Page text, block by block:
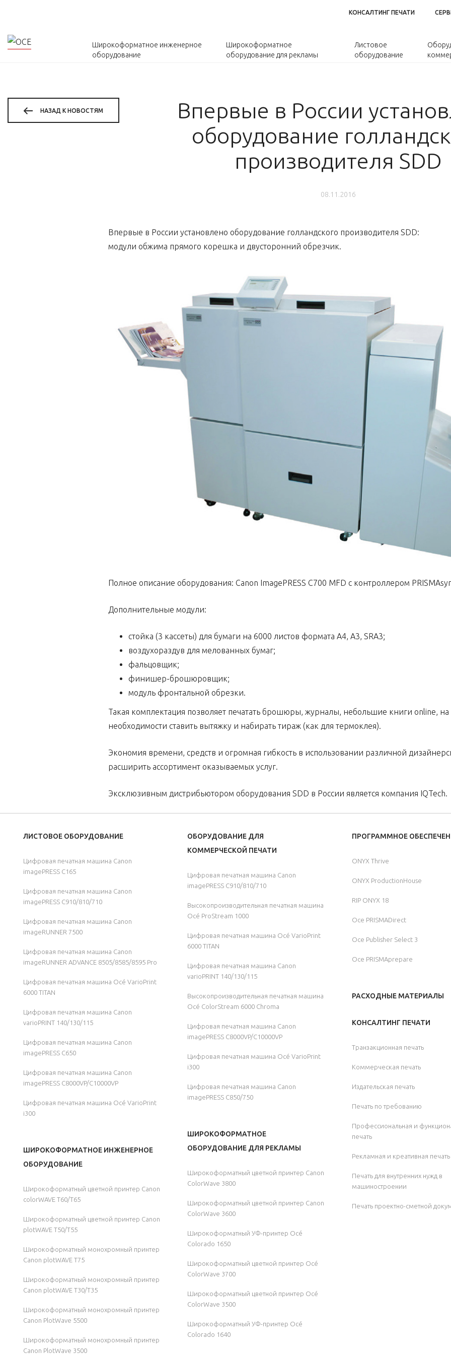
Широкоформатное инженерное
оборудование
Широкоформатное
оборудование для рекламы
Листовое
оборудование
КОНСАЛТИНГ ПЕЧАТИ
НАЗАД К НОВОСТЯМ
Впервые в России
оборудование
производителя SDD
08.11.2016
Впервые в России установлено оборудование голландского производителя SDD:
модули обжима прямого корешка и двусторонний обрезчик.
Полное описание оборудования: Canon ImagePRESS C700 MFD с контроллером
Дополнительные модули:
стойка (3 кассеты) для бумаги на 6000 листов формата A4, A3, SRA3;
воздухораздув для мелованных бумаг;
фальцовщик;
финишер-брошюровщик;
модуль фронтальной обрезки.
Такая комплектация позволяет печатать брошюры, журналы, небольшие книги online,
необходимости ставить вытяжку и набирать тираж (как для термоклея).
Экономия времени, средств и огромная гибкость в использовании различной
расширить ассортимент оказываемых услуг.
Эксклюзивным дистрибьютором оборудования SDD в России является компания IQTech.
ЛИСТОВОЕ ОБОРУДОВАНИЕ
Цифровая печатная машина Canon
imagePRESS C165
Цифровая печатная машина Canon
imagePRESS C910/810/710
Цифровая печатная машина Canon
imageRUNNER 7500
Цифровая печатная машина Canon
imageRUNNER ADVANCE 8505/8585/8595 Pro
Цифровая печатная машина Océ VarioPrint
6000 TITAN
Цифровая печатная машина Canon
varioPRINT 140/130/115
Цифровая печатная машина Canon
imagePRESS C650
Цифровая печатная машина Canon
imagePRESS C8000VP/C10000VP
Цифровая печатная машина Océ VarioPrint
i300
ШИРОКОФОРМАТНОЕ ИНЖЕНЕРНОЕ
ОБОРУДОВАНИЕ
Широкоформатный цветной принтер Canon
colorWAVE T60/T65
Широкоформатный цветной принтер Canon
plotWAVE T50/T55
Широкоформатный монохромный принтер
Canon plotWAVE T75
Широкоформатный монохромный принтер
Canon plotWAVE T30/T35
Широкоформатный монохромный принтер
Canon PlotWave 5500
Широкоформатный монохромный принтер
Canon PlotWave 3500
ОБОРУДОВАНИЕ ДЛЯ
КОММЕРЧЕСКОЙ ПЕЧАТИ
Цифровая печатная машина Canon
imagePRESS C910/810/710
Высокопроизводительная печатная машина
Océ ProStream 1000
Цифровая печатная машина Océ VarioPrint
6000 TITAN
Цифровая печатная машина Canon
varioPRINT 140/130/115
Высокопроизводительная печатная машина
Océ ColorStream 6000 Chroma
Цифровая печатная машина Canon
imagePRESS C8000VP/C10000VP
Цифровая печатная машина Océ VarioPrint
i300
Цифровая печатная машина Canon
imagePRESS C850/750
ШИРОКОФОРМАТНОЕ
ОБОРУДОВАНИЕ ДЛЯ РЕКЛАМЫ
Широкоформатный цветной принтер Canon
ColorWave 3800
Широкоформатный цветной принтер Canon
ColorWave 3600
Широкоформатный УФ-принтер Océ
Colorado 1650
Широкоформатный цветной принтер Océ
ColorWave 3700
Широкоформатный цветной принтер Océ
ColorWave 3500
Широкоформатный УФ-принтер Océ
Colorado 1640
ПРОГРАММНОЕ
ONYX Thrive
ONYX ProductionHouse
RIP ONYX 18
Oce PRISMADirect
Oce Publisher Select 3
Oce PRISMAprepare
РАСХОДНЫЕ МАТЕРИАЛЫ
КОНСАЛТИНГ ПЕЧАТИ
Транзакционная печать
Коммерческая печать
Издательская печать
Печать по требованию
Профессиональная и
печать
Рекламная и креативная печать
Печать для внутренних нужд в
машиностроении
Печать проектно-сметной